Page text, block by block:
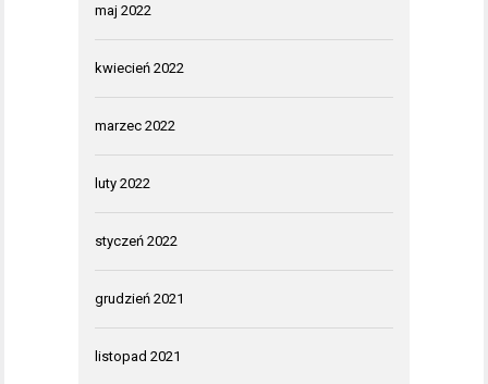
maj 2022
kwiecień 2022
marzec 2022
luty 2022
styczeń 2022
grudzień 2021
listopad 2021